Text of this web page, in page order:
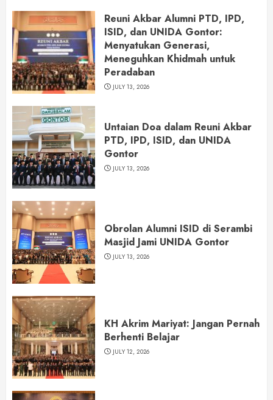
Reuni Akbar Alumni PTD, IPD,
ISID, dan UNIDA Gontor:
Menyatukan Generasi,
Meneguhkan Khidmah untuk
Peradaban
JULY 13, 2026
Untaian Doa dalam Reuni Akbar
PTD, IPD, ISID, dan UNIDA
Gontor
JULY 13, 2026
Obrolan Alumni ISID di Serambi
Masjid Jami UNIDA Gontor
JULY 13, 2026
KH Akrim Mariyat: Jangan Pernah
Berhenti Belajar
JULY 12, 2026